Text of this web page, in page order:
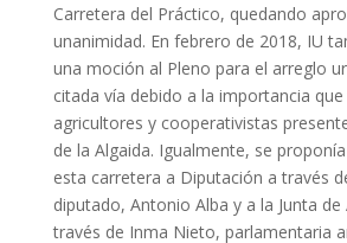
Carretera del Práctico, quedando
unanimidad. En febrero de 2018, IU
una moción al Pleno para el arreglo
citada vía debido a la importancia
agricultores y cooperativistas
de la Algaida. Igualmente, se
esta carretera a Diputación a través
diputado, Antonio Alba y a la Junta de
través de Inma Nieto, parlamentaria